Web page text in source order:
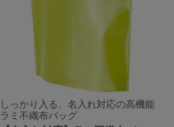
しっかり入る、名入れ対応の高機能
ラミ不織布バッグ